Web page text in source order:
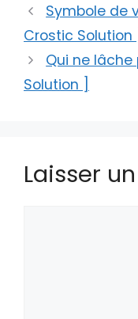
Symbole de
Crostic Solution ]
Qui ne
Solution ]
Laisser